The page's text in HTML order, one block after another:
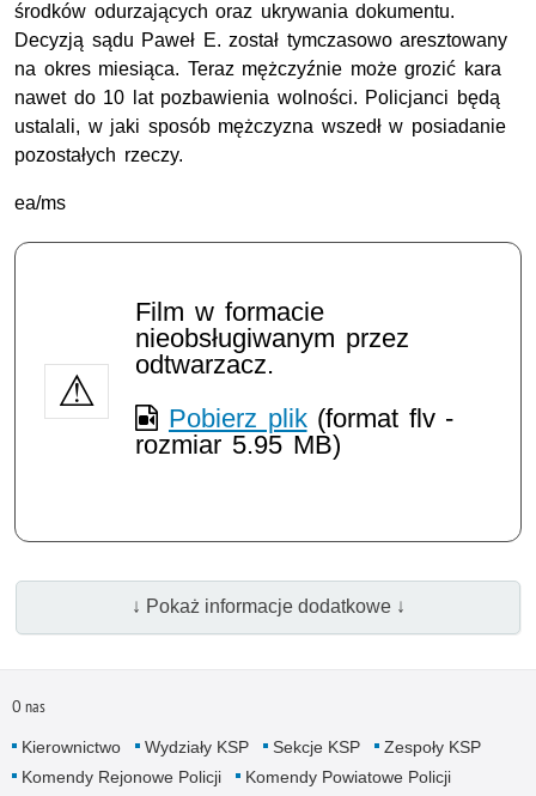
środków odurzających oraz ukrywania dokumentu.
Decyzją sądu Paweł E. został tymczasowo aresztowany
na okres miesiąca. Teraz mężczyźnie może grozić kara
nawet do 10 lat pozbawienia wolności. Policjanci będą
ustalali, w jaki sposób mężczyzna wszedł w posiadanie
pozostałych rzeczy.
ea/ms
Film w formacie
nieobsługiwanym przez
odtwarzacz.
Pobierz plik(format flv -
rozmiar 5.95 MB)
↓ Pokaż informacje dodatkowe ↓
O nas
Kierownictwo Wydziały KSP Sekcje KSP
Zespoły KSP
Komendy Rejonowe Policji
Komendy Powiatowe Policji